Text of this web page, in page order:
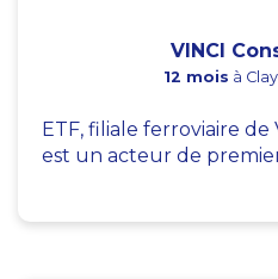
VINCI
12 mois à
ETF, filiale ferroviaire
est un acteur de